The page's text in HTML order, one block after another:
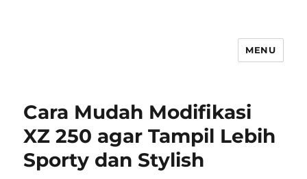
MENU
Cara Mudah Modifikasi
XZ 250 agar Tampil Lebih
Sporty dan Stylish